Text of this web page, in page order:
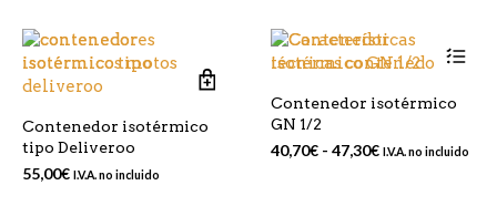
Contenedor isotérmico
tipo Deliveroo
55,00€ I.V.A. no incluido
Contenedor isotérmico
GN 1/2
40,70€ - 47,30€Rango
I.V.A. no incluido